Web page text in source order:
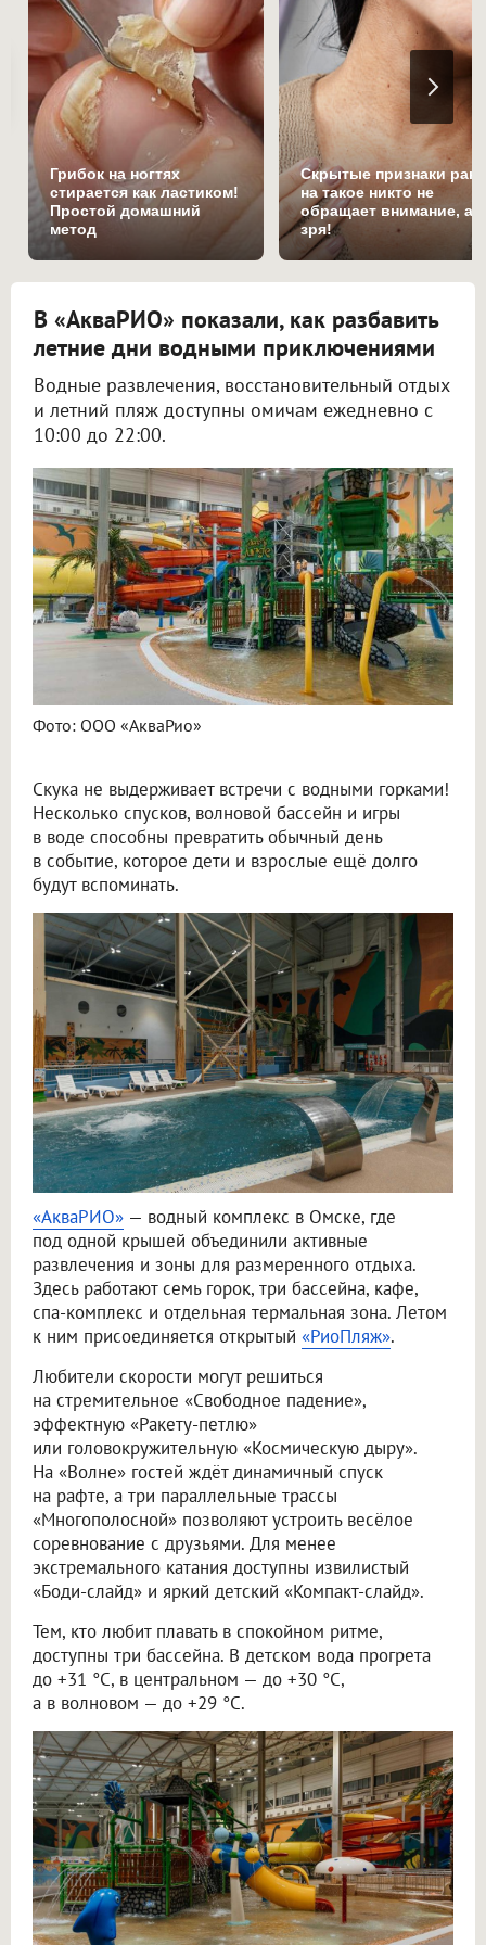
Грибок на ногтях
стирается как ластиком!
Простой домашний
метод
Скрытые признаки
на такое никто не
обращает внимание, а
зря!
В «АкваРИО» показали, как разбавить
летние дни водными приключениями
Водные развлечения, восстановительный отдых
и летний пляж доступны омичам ежедневно с
10:00 до 22:00.
Фото: ООО «АкваРио»
Скука не выдерживает встречи с водными горками!
Несколько спусков, волновой бассейн и игры
в воде способны превратить обычный день
в событие, которое дети и взрослые ещё долго
будут вспоминать.
«АкваРИО» — водный комплекс в Омске, где
под одной крышей объединили активные
развлечения и зоны для размеренного отдыха.
Здесь работают семь горок, три бассейна, кафе,
спа-комплекс и отдельная термальная зона. Летом
к ним присоединяется открытый «РиоПляж».
Любители скорости могут решиться
на стремительное «Свободное падение»,
эффектную «Ракету-петлю»
или головокружительную «Космическую дыру».
На «Волне» гостей ждёт динамичный спуск
на рафте, а три параллельные трассы
«Многополосной» позволяют устроить весёлое
соревнование с друзьями. Для менее
экстремального катания доступны извилистый
«Боди-слайд» и яркий детский «Компакт-слайд».
Тем, кто любит плавать в спокойном ритме,
доступны три бассейна. В детском вода прогрета
до +31 °C, в центральном — до +30 °C,
а в волновом — до +29 °C.